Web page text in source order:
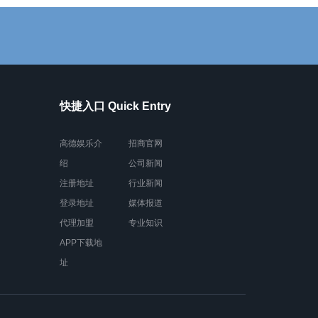
快捷入口 Quick Entry
高德娱乐介
绍
注册地址
登录地址
代理加盟
APP下载地
址
招商官网
公司新闻
行业新闻
媒体报道
专业知识